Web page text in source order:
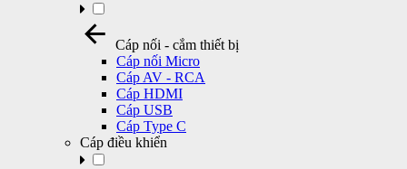
Cáp nối - cắm thiết bị
Cáp nối Micro
Cáp AV - RCA
Cáp HDMI
Cáp USB
Cáp Type C
Cáp điều khiển